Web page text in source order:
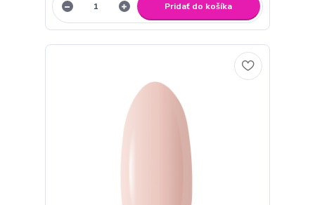
Pridať do košíka